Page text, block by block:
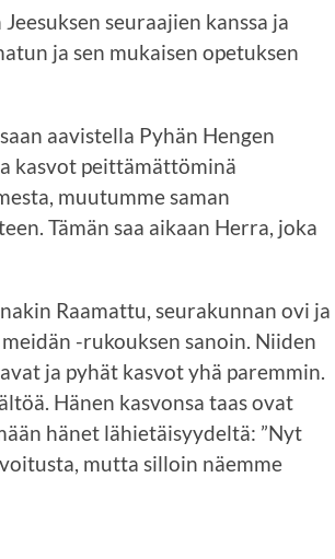
seuraajien kanssa ja
ja sen mukaisen opetuksen
aavistella Pyhän Hengen
kasvot peittämättöminä
muutumme saman
Tämän saa aikaan Herra, joka
Raamattu, seurakunnan ovi ja
-rukouksen sanoin. Niiden
ja pyhät kasvot yhä paremmin.
Hänen kasvonsa taas ovat
hänet lähietäisyydeltä: ”Nyt
mutta silloin näemme